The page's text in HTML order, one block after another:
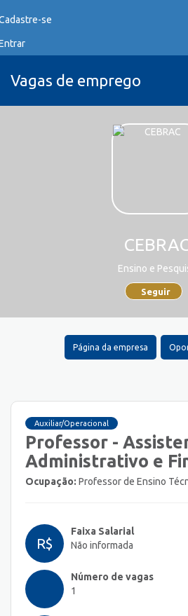
se
Vagas de emprego
Ensino e
Seguir
Página da empresa
Auxiliar/Operacional
Professor -
Administrativo e
Ocupação: Professor de Ensino
R$
Faixa Salarial
Não informada
Número de vagas
1